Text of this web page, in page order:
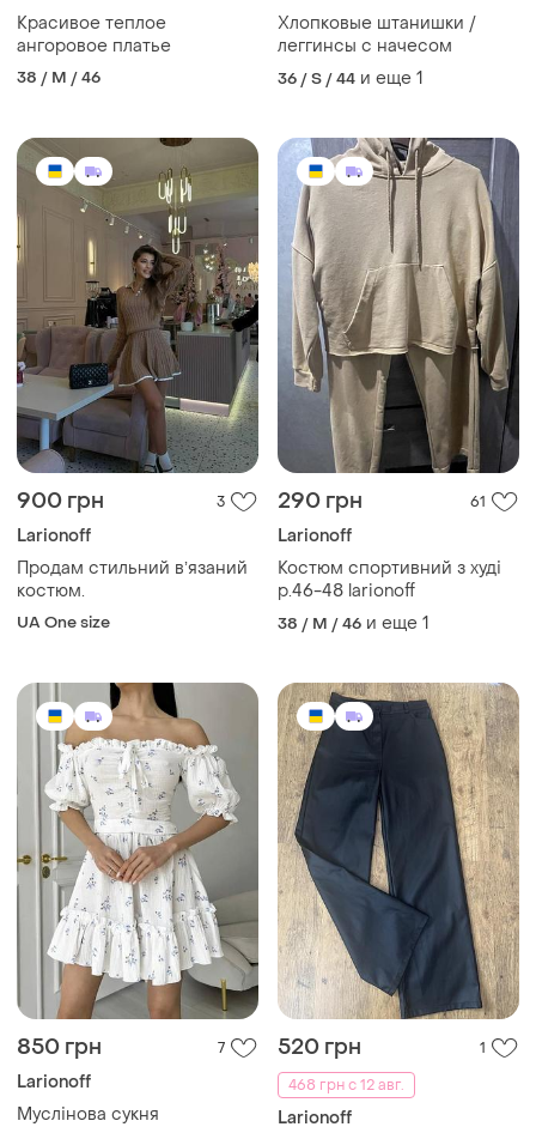
Красивое теплое
ангоровое платье
38 / M / 46
Хлопковые штанишки /
леггинсы с начесом
36 / S / 44 и еще 1
900 грн 3
Larionoff
Продам стильний вʼязаний
костюм.
UA One size
290 грн 61
Larionoff
Костюм спортивний з худі
р.46-48 larionoff
38 / M / 46 и еще 1
850 грн 7
Larionoff
Муслінова сукня
520 грн
1
468 грн с 12 авг.
Larionoff